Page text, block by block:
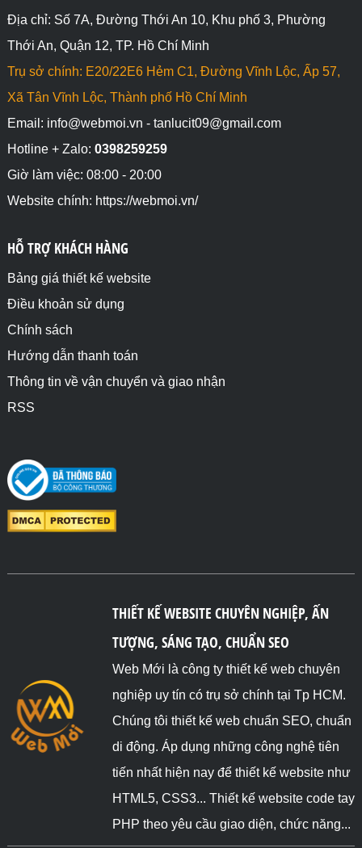
Địa chỉ: Số 7A, Đường Thới An 10, Khu phố 3, Phường
Thới An, Quận 12, TP. Hồ Chí Minh
Trụ sở chính: E20/22E6 Hẻm C1, Đường Vĩnh Lộc, Ấp 57,
Xã Tân Vĩnh Lộc, Thành phố Hồ Chí Minh
Email: info@webmoi.vn - tanlucit09@gmail.com
Hotline + Zalo: 0398259259
Giờ làm việc: 08:00 - 20:00
Website chính: https://webmoi.vn/
HỖ TRỢ KHÁCH HÀNG
Bảng giá thiết kế website
Điều khoản sử dụng
Chính sách
Hướng dẫn thanh toán
Thông tin về vận chuyển và giao nhận
RSS
THIẾT KẾ WEBSITE CHUYÊN NGHIỆP, ẤN
TƯỢNG, SÁNG TẠO, CHUẨN SEO
Web Mới là công ty thiết kế web chuyên
nghiệp uy tín có trụ sở chính tại Tp HCM.
Chúng tôi thiết kế web chuẩn SEO, chuẩn
di động. Áp dụng những công nghệ tiên
tiến nhất hiện nay để thiết kế website như
HTML5, CSS3... Thiết kế website code tay
PHP theo yêu cầu giao diện, chức năng...